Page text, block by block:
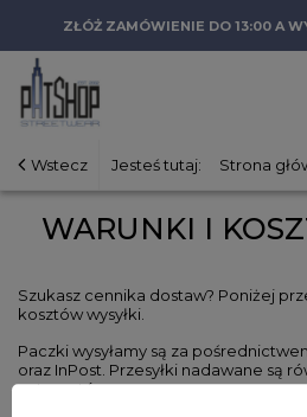
ZŁÓŻ ZAMÓWIENIE DO 13:00 A
Wstecz Jesteś tutaj: Strona
WARUNKI I
Szukasz cennika dostaw? Poniżej
kosztów wysyłki.
Paczki wysyłamy są za
oraz InPost. Przesyłki nadawane są
automatów.